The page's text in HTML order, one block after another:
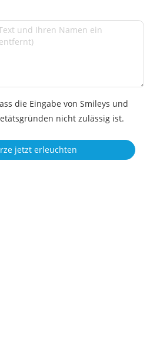
die Eingabe von Smileys und
nicht zulässig ist.
jetzt erleuchten